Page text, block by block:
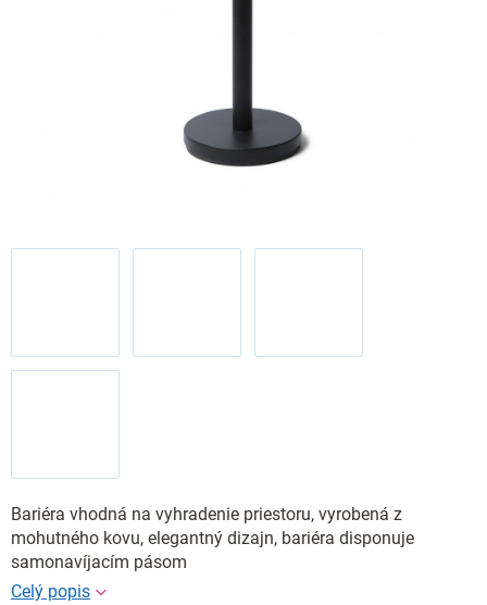
Bariéra vhodná na vyhradenie priestoru, vyrobená z
mohutného kovu, elegantný dizajn, bariéra disponuje
samonavíjacím pásom